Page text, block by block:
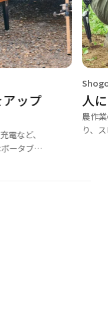
ップ
電など、
ータブル
人
農作
り、